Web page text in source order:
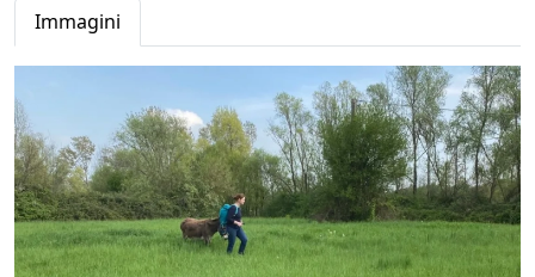
Immagini